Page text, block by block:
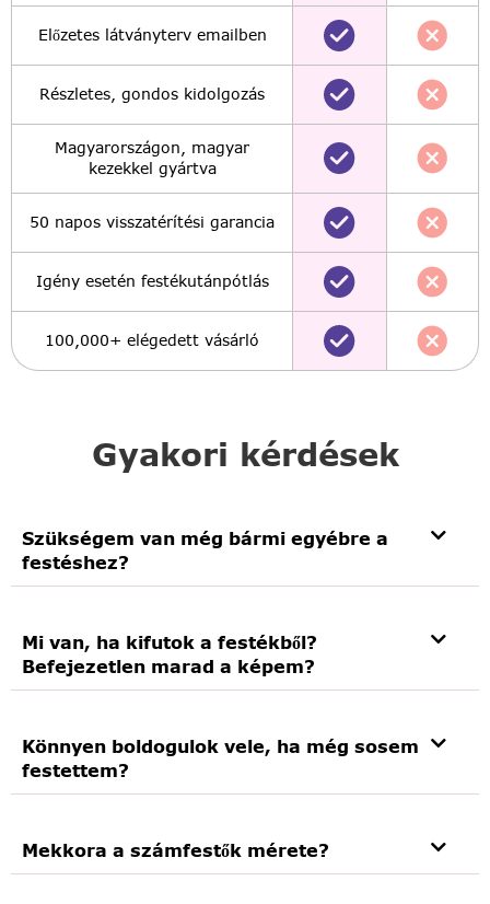
Gyakori kérdések
Szükségem van még bármi egyébre a
festéshez?
Mi van, ha kifutok a festékből?
Befejezetlen marad a képem?
Könnyen boldogulok vele, ha még sosem
festettem?
Mekkora a számfestők mérete?
Előzetes látványterv emailben
Részletes, gondos kidolgozás
Magyarországon, magyar
kezekkel gyártva
50 napos visszatérítési garancia
Igény esetén festékutánpótlás
100,000+ elégedett vásárló